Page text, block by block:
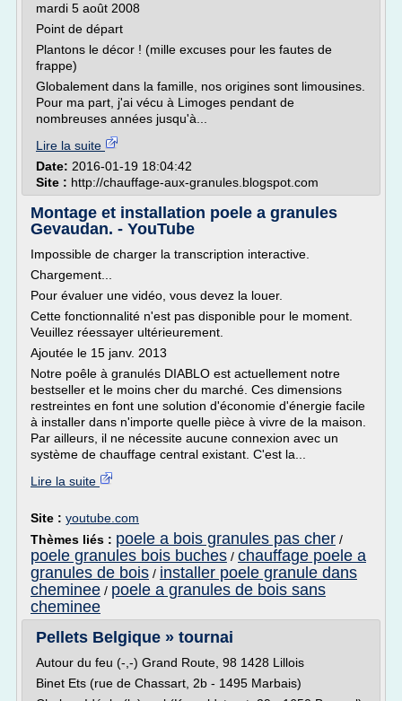
mardi 5 août 2008
Point de départ
Plantons le décor ! (mille excuses pour les fautes de
frappe)
Globalement dans la famille, nos origines sont limousines.
Pour ma part, j'ai vécu à Limoges pendant de
nombreuses années jusqu'à...
Lire la suite
Date: 2016-01-19 18:04:42
Site : http://chauffage-aux-granules.blogspot.com
Montage et installation poele a granules
Gevaudan. - YouTube
Impossible de charger la transcription interactive.
Chargement...
Pour évaluer une vidéo, vous devez la louer.
Cette fonctionnalité n'est pas disponible pour le moment.
Veuillez réessayer ultérieurement.
Ajoutée le 15 janv. 2013
Notre poêle à granulés DIABLO est actuellement notre
bestseller et le moins cher du marché. Ces dimensions
restreintes en font une solution d'économie d'énergie facile
à installer dans n'importe quelle pièce à vivre de la maison.
Par ailleurs, il ne nécessite aucune connexion avec un
système de chauffage central existant. C'est la...
Lire la suite
Site : youtube.com
Thèmes liés : poele a bois granules pas cher /
poele granules bois buches / chauffage poele a
granules de bois / installer poele granule dans
cheminee / poele a granules de bois sans
cheminee
Pellets Belgique » tournai
Autour du feu (-,-) Grand Route, 98 1428 Lillois
Binet Ets (rue de Chassart, 2b - 1495 Marbais)